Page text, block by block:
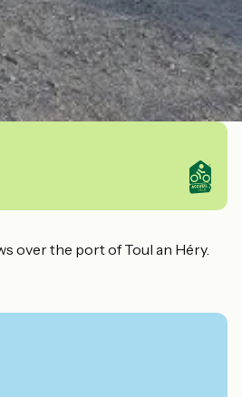
over the port of Toul an Héry.